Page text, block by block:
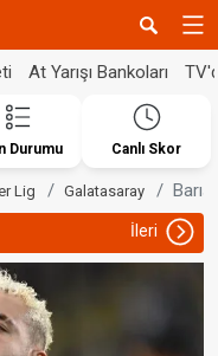
At Yarışı Bankoları
Durumu Canlı Skor
Lig Galatasaray
İleri